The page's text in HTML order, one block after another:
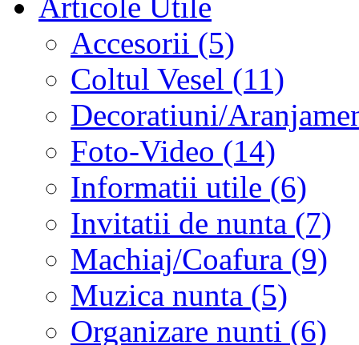
Accesorii (5)
Coltul Vesel (11)
Decoratiuni/
Foto-Video (14)
Informatii utile (6)
Invitatii de nunta (7)
Machiaj/Coafura (9)
Muzica nunta (5)
Organizare nunti (6)